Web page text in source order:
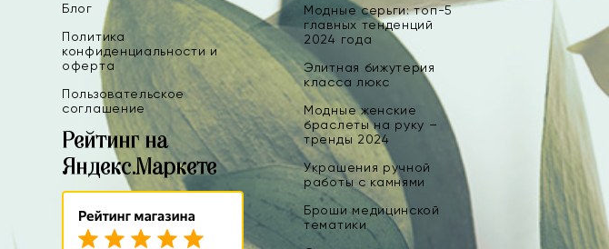
Блог
Политика
конфиденциальности и
оферта
Пользовательское
соглашение
Рейтинг на
Яндекс.Маркете
Модные серьги: топ-5
главных тенденций
2024 года
Элитная бижутерия
класса люкс
Модные женские
браслеты на руку –
тренды 2024
Украшения ручной
работы с камнями
Броши медицинской
тематики